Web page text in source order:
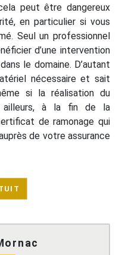
peut être dangereux
en particulier si vous
Seul un professionnel
d’une intervention
le domaine. D’autant
nécessaire et sait
si la réalisation du
ailleurs, à la fin de la
de ramonage qui
de votre assurance